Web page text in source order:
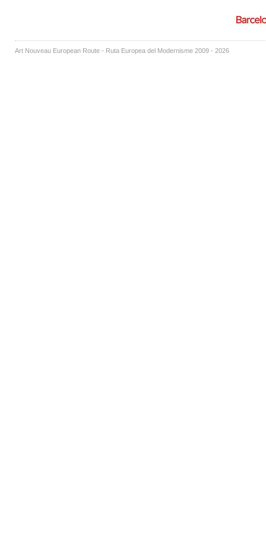
Art Nouveau European Route - Ruta Europea del Modernisme 2009 - 2026